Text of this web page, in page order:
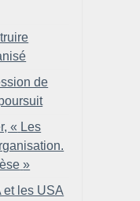
de
« Les
»
et les USA